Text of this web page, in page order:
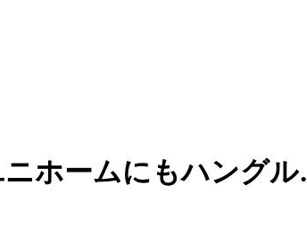
ホームにもハング